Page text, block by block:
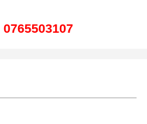
0765503107